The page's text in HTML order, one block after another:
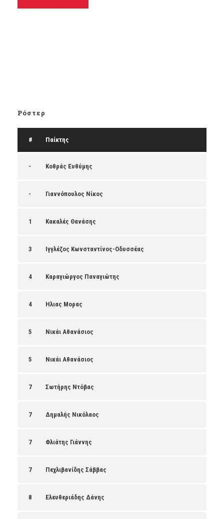
Ρόστερ
# Παίκτης
- Κοθράς Ευθύμης
- Γιαννόπουλος Νίκος
1 Κακαλές Θανάσης
3 Ιγγλέζος Κωνσταντίνος-Οδυσσέας
4 Καραγιώργος Παναγιώτης
4 Ηλιας Μορας
5 Νικάι Αθανάσιος
5 Νικάι Αθανάσιος
7 Σωτήρης Ντόβας
7 Δημαλής Νικόλαος
7 Φλιάτης Γιάννης
7 Πεχλιβανίδης Σάββας
8 Ελευθεριάδης Δάνης